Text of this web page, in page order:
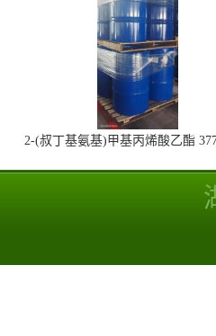
2-(叔丁基氨基)甲基丙烯酸乙酯